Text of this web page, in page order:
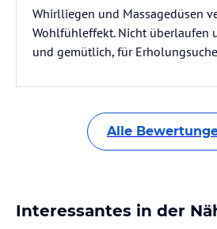
Whirlliegen und Massagedüsen
Wohlfühleffekt. Nicht überlaufen
und gemütlich, für
Alle
Interessantes in der